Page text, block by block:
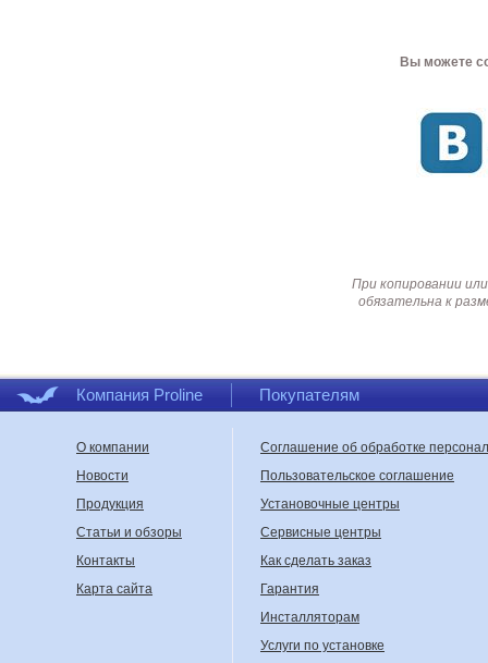
Вы можете
При копировании
обязательна к
Компания Proline Покупателям
О компании
Новости
Продукция
Статьи и обзоры
Контакты
Карта сайта
Соглашение об обработке
Пользовательское соглашение
Установочные центры
Сервисные центры
Как сделать заказ
Гарантия
Инсталляторам
Услуги по установке